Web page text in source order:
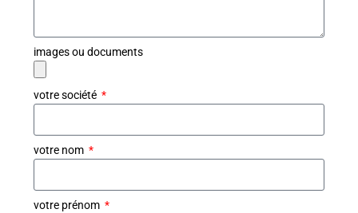
images ou documents
votre société
votre nom
votre prénom